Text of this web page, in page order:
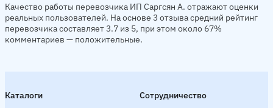
Качество работы перевозчика ИП Саргсян А. отражают оценки
реальных пользователей. На основе 3 отзыва средний рейтинг
перевозчика составляет 3.7 из 5, при этом около 67%
комментариев — положительные.
Каталоги
Сотрудничество